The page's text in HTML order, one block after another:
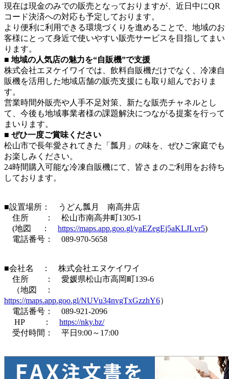
現在は現金のみでの販売となっておりますが、近日中にQR
コード決済への対応も予定しております。
より便利に利用できる環境づくりを進めることで、地域のお
客様にとって身近で使いやすい販売サービスを目指してまい
ります。
■ 地域の人気店の魅力を“自販機”で支援
株式会社エヌケイワイでは、飲料自販機だけでなく、冷凍自
販機を活用した地域店舗の販売支援にも取り組んでおりま
す。
営業時間外販売や人手不足対策、新たな販売チャネルとし
て、今後も地域事業者様の課題解決につながる提案を行って
まいります。
■ ぜひ一度ご賞味ください
松山市で長年愛されてきた「瓢月」の味を、ぜひご家庭でも
お楽しみください。
24時間購入可能な冷凍自販機にて、皆さまのご利用をお待ち
しております。
■設置場所： うどん瓢月 南高井店
住所 ： 松山市南高井町1305-1
(地図 ： https://maps.app.goo.gl/yaEZegEj5aKLJLvr5)
電話番号： 089-970-5658
■会社名 ： 株式会社エヌケイワイ
住所 ： 愛媛県松山市高岡町139-6
（地図 ：
https://maps.app.goo.gl/NUVu34nvgTxGzzhY6）
電話番号： 089-921-2096
HP ： https://nky.bz/
受付時間： 平日9:00～17:00